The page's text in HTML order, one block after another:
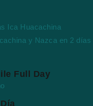
Ica Huacachina
y Nazca en 2 días
Full Day